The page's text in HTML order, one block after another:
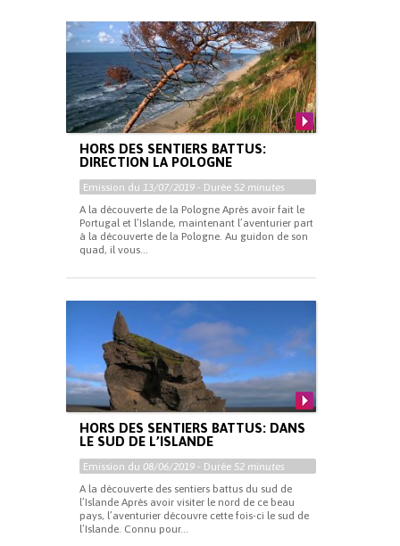
HORS DES SENTIERS BATTUS:
DIRECTION LA POLOGNE
Emission du 13/07/2019 - Durée 52 minutes
A la découverte de la Pologne Après avoir fait le
Portugal et l’Islande, maintenant l’aventurier part
à la découverte de la Pologne. Au guidon de son
quad, il vous...
HORS DES SENTIERS BATTUS: DANS
LE SUD DE L’ISLANDE
Emission du 08/06/2019 - Durée 52 minutes
A la découverte des sentiers battus du sud de
l’Islande Après avoir visiter le nord de ce beau
pays, l’aventurier découvre cette fois-ci le sud de
l’Islande. Connu pour...